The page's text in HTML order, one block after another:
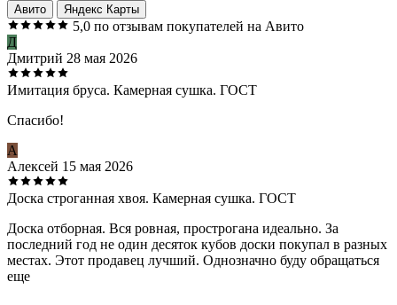
Авито Яндекс Карты
5,0 по отзывам покупателей на Авито
Д
Дмитрий 28 мая 2026
Имитация бруса. Камерная сушка. ГОСТ
Спасибо!
А
Алексей 15 мая 2026
Доска строганная хвоя. Камерная сушка. ГОСТ
Доска отборная. Вся ровная, прострогана идеально. За
последний год не один десяток кубов доски покупал в разных
местах. Этот продавец лучший. Однозначно буду обращаться
еще